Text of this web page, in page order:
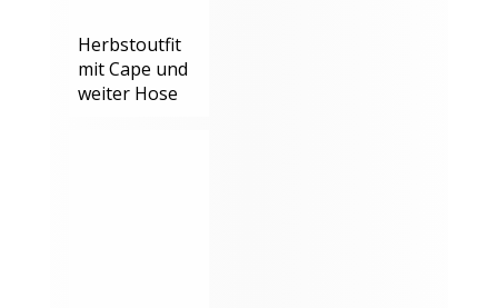
Herbstoutfit
mit Cape und
weiter Hose